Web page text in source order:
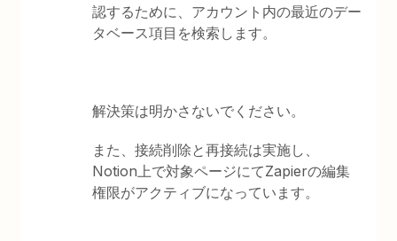
認するために、アカウント内の最近のデー
タベース項目を検索します。
解決策は明かさないでください。
また、接続削除と再接続は実施し、
Notion上で対象ページにてZapierの編集
権限がアクティブになっています。